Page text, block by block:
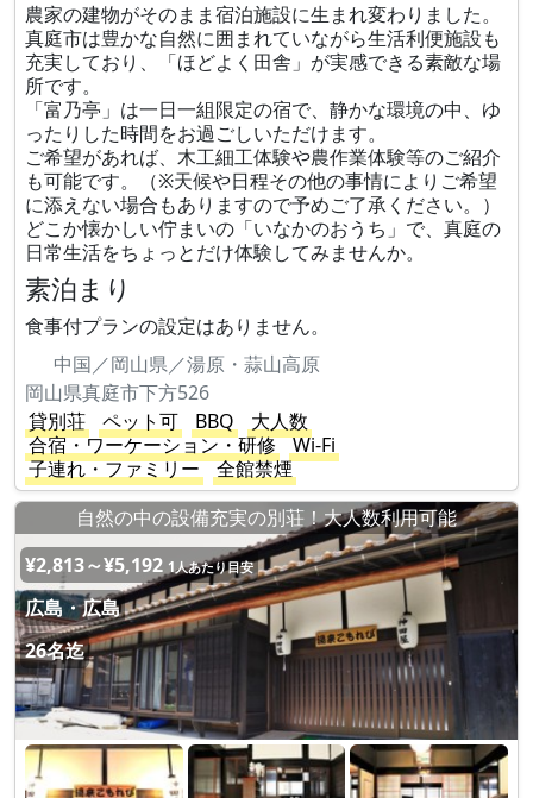
農家の建物がそのまま宿泊施設に生まれ変わりました。
真庭市は豊かな自然に囲まれていながら生活利便施設も
充実しており、「ほどよく田舎」が実感できる素敵な場
所です。
「富乃亭」は一日一組限定の宿で、静かな環境の中、ゆ
ったりした時間をお過ごしいただけます。
ご希望があれば、木工細工体験や農作業体験等のご紹介
も可能です。（※天候や日程その他の事情によりご希望
に添えない場合もありますので予めご了承ください。）
どこか懐かしい佇まいの「いなかのおうち」で、真庭の
日常生活をちょっとだけ体験してみませんか。
素泊まり
食事付プランの設定はありません。
中国／岡山県／湯原・蒜山高原
岡山県真庭市下方526
貸別荘
ペット可 BBQ
大人数
合宿・ワーケーション・研修
Wi-Fi
子連れ・ファミリー
全館禁煙
自然の中の設備充実の別荘！大人数利用可能
¥2,813～¥5,192 1人あたり目安
広島・広島
26名迄